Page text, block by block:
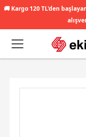
🚚 Kargo 120 TL'den